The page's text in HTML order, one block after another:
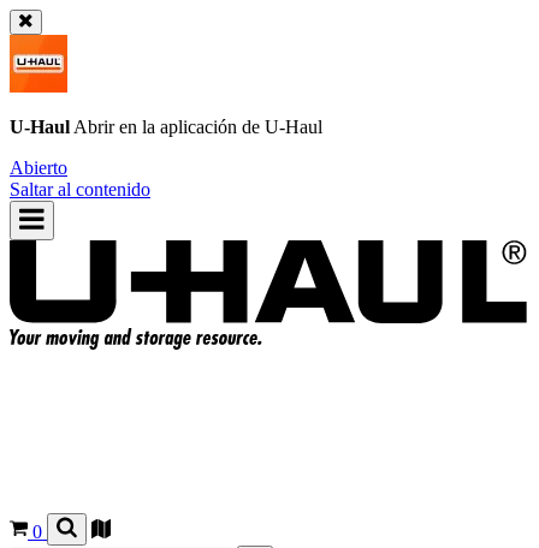
U-Haul Abrir en la aplicación de U-Haul
Abierto
Saltar al contenido
0